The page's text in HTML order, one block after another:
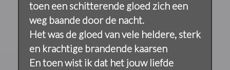
toen een schitterende gloed zich een
weg baande door de nacht.
Het was de gloed van vele heldere, sterk
en krachtige brandende kaarsen
En toen wist ik dat het jouw liefde